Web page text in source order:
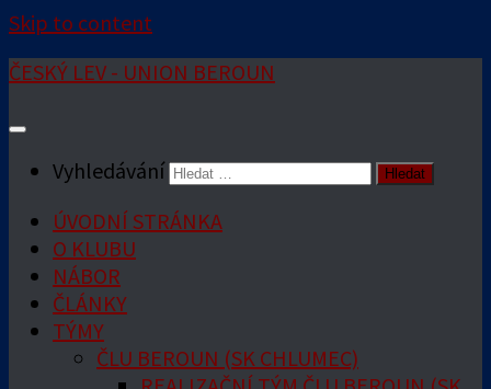
Skip to content
ČESKÝ LEV - UNION BEROUN
Vyhledávání
ÚVODNÍ STRÁNKA
O KLUBU
NÁBOR
ČLÁNKY
TÝMY
ČLU BEROUN (SK CHLUMEC)